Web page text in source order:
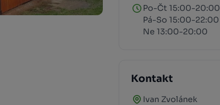
Po-Čt 15:00-20:00
Pá-So 15:00-22:00
Ne 13:00-20:00
Kontakt
Ivan Zvolánek